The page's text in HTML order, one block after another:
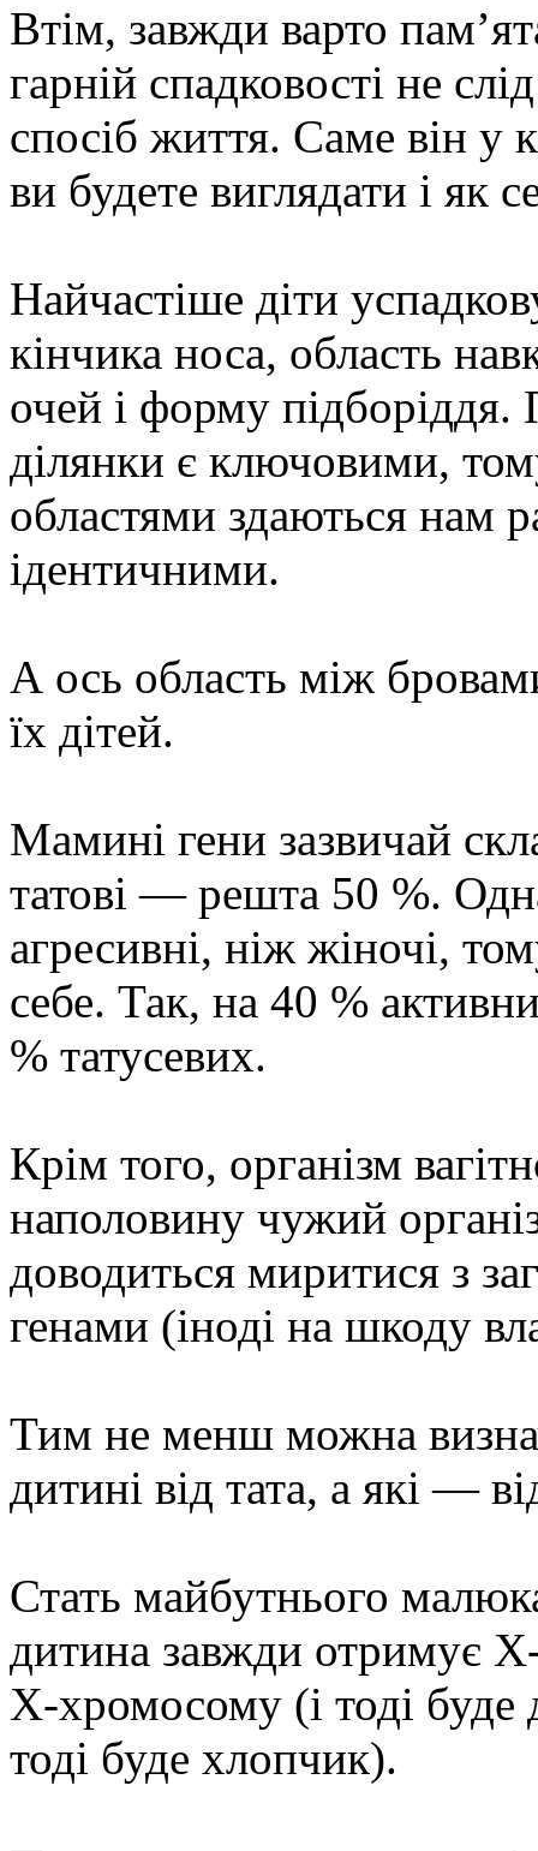
Втім, завжди варто
гарній спадковості не
спосіб життя. Саме він у
ви будете виглядати і як
Найчастіше діти
кінчика носа, область
очей і форму підборіддя.
ділянки є ключовими,
областями здаються нам
ідентичними.
А ось область між
їх дітей.
Мамині гени зазвичай
татові — решта 50 %.
агресивні, ніж жіночі,
себе. Так, на 40 %
% татусевих.
Крім того, організм
наполовину чужий
доводиться миритися з
генами (іноді на шкоду
Тим не менш можна
дитині від тата, а які —
Стать майбутнього
дитина завжди отримує
X-хромосому (і тоді
тоді буде хлопчик).